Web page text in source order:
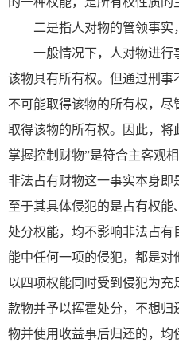
二是指人对物的管领事实
一般情况下，人对物进行
该物具有所有权。但通过刑
不可能取得该物的所有权，
取得该物的所有权。因此，将
掌握控制财物”是符合主客观
非法占有财物这一事实本身即
至于其具体侵犯的是占有权
处分权能，均不影响非法占
能中任何一项的侵犯，都是
以四项权能同时受到侵犯为
款物并予以挥霍处分，不想
物并使用收益事后归还的，